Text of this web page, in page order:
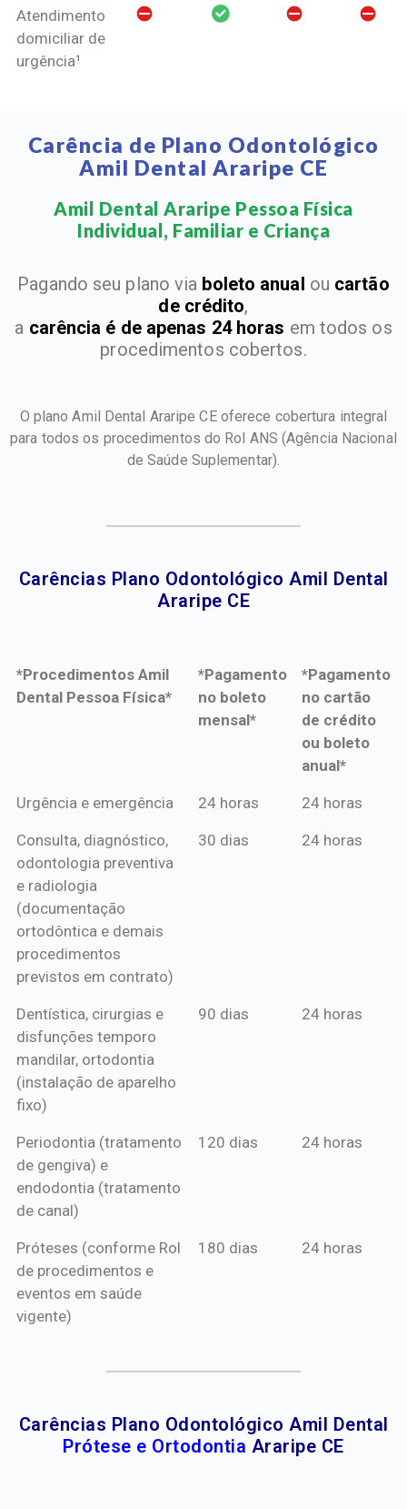
Atendimento
domiciliar de
urgência¹
Carência de Plano Odontológico
Amil Dental Araripe CE
Amil Dental Araripe Pessoa Física
Individual, Familiar e Criança​
Pagando seu plano via boleto anual ou cartão
de crédito,
a carência é de apenas 24 horas em todos os
procedimentos cobertos.
O plano Amil Dental Araripe CE oferece cobertura integral
para todos os procedimentos do Rol ANS(Agência Nacional
de Saúde Suplementar).
Carências Plano Odontológico Amil Dental
Araripe CE​
*Procedimentos Amil
Dental Pessoa Física*
*Pagamento
no boleto
mensal*
*Pagamento
no cartão
de crédito
ou boleto
anual*
*Procedimentos Amil
*Pagamento
mensal*
*Pagamento
de crédito
Urgência e emergência 24 horas 24 horas
Consulta, diagnóstico,
odontologia preventiva
e radiologia
(documentação
ortodôntica e demais
procedimentos
previstos em contrato)
30 dias 24 horas
Dentística, cirurgias e
disfunções temporo
mandilar, ortodontia
(instalação de aparelho
fixo)
90 dias 24 horas
Periodontia (tratamento
de gengiva) e
endodontia (tratamento
de canal)
120 dias 24 horas
Próteses (conforme Rol
de procedimentos e
eventos em saúde
vigente)
180 dias 24 horas
Carências Plano Odontológico Amil Dental
Prótese e Ortodontia Araripe CE